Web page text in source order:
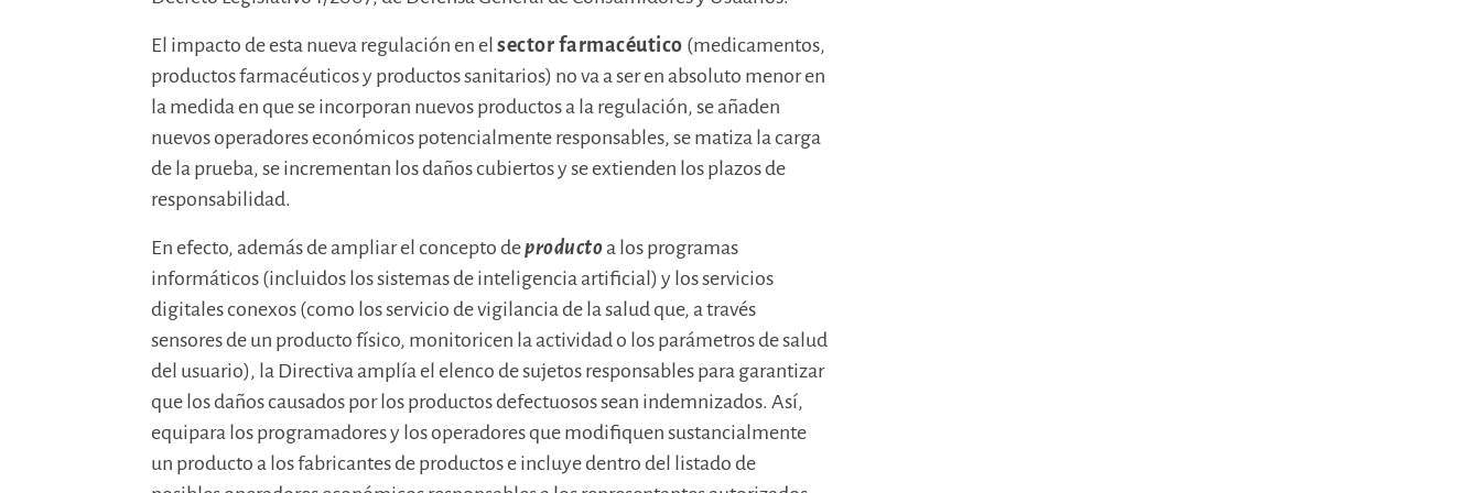
El impacto de esta nueva regulación en el sector farmacéutico (medicamentos,
productos farmacéuticos y productos sanitarios) no va a ser en absoluto menor en
la medida en que se incorporan nuevos productos a la regulación, se añaden
nuevos operadores económicos potencialmente responsables, se matiza la carga
de la prueba, se incrementan los daños cubiertos y se extienden los plazos de
responsabilidad.
En efecto, además de ampliar el concepto deproducto a los programas
informáticos (incluidos los sistemas de inteligencia artificial) y los servicios
digitales conexos (como los servicio de vigilancia de la salud que, a través
sensores de un producto físico, monitoricen la actividad o los parámetros de salud
del usuario), la Directiva amplía el elenco de sujetos responsables para garantizar
que los daños causados por los productos defectuosos sean indemnizados. Así,
equipara los programadores y los operadores que modifiquen sustancialmente
un producto a los fabricantes de productos e incluye dentro del listado de